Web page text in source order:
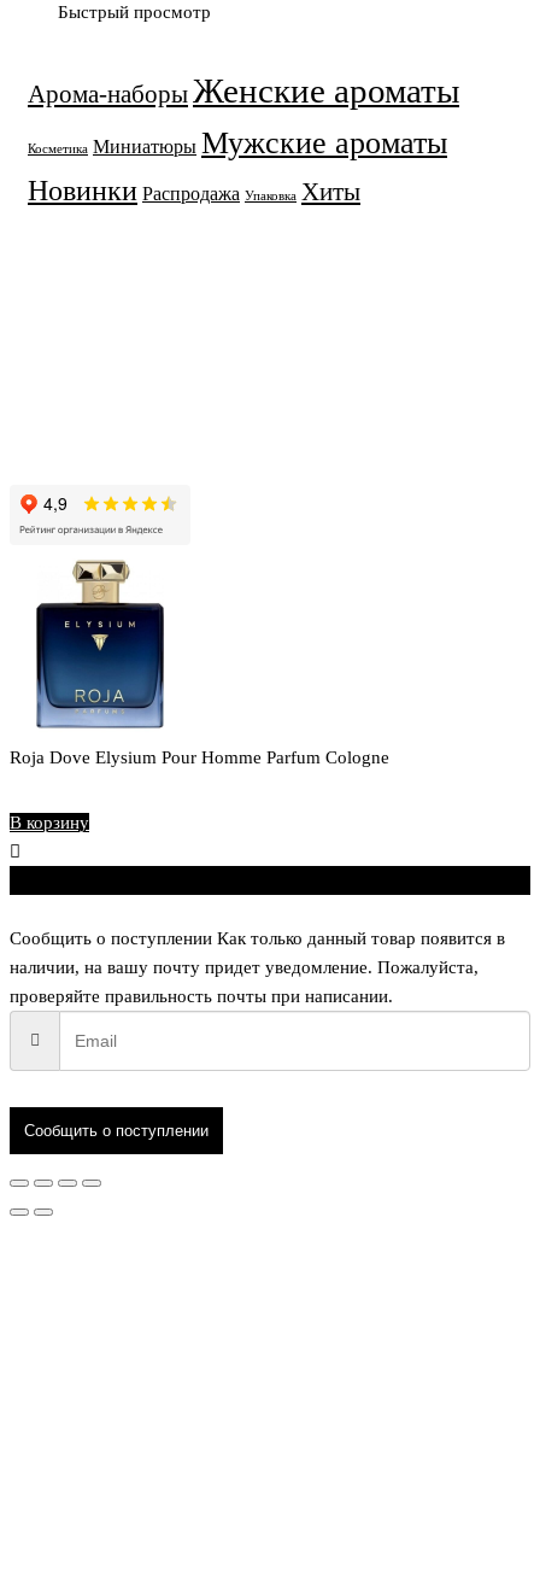
вариаций.
можно
Быстрый просмотр
Арома-наборыЖенские ароматы
Косметика Миниатюры Мужские ароматы
Новинки Распродажа Упаковка Хиты
Roja Dove Elysium Pour Homme Parfum Cologne
В корзину
Сообщить о поступлении Как только данный товар появится в
наличии, на вашу почту придет уведомление. Пожалуйста,
проверяйте правильность почты при написании.
Сообщить о поступлении